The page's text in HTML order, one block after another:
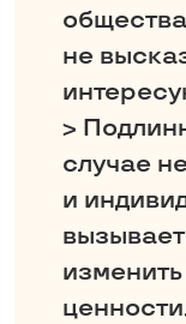
не
>
случае
и